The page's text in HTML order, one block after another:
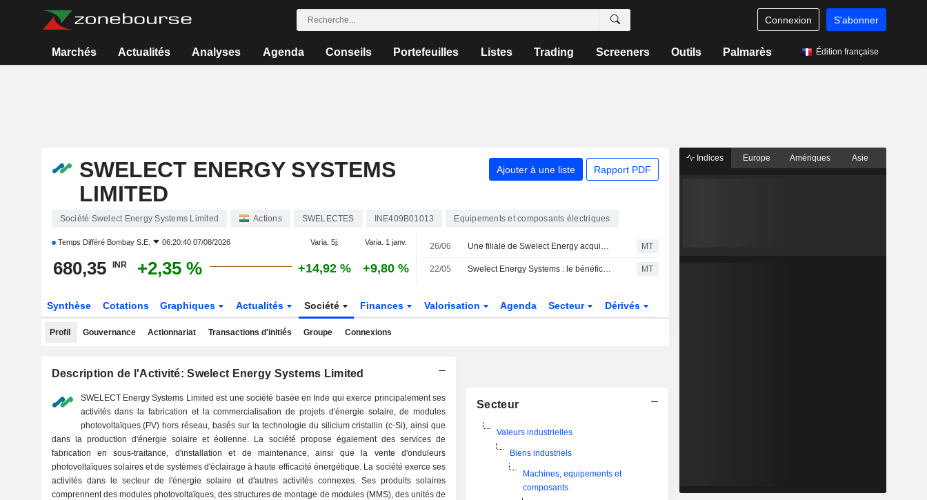
Connexion S'abonner
Marchés Actualités Analyses Agenda Conseils Portefeuilles Listes Trading Screeners Outils Palmarès Édition française
SWELECT ENERGY SYSTEMS
LIMITED
Ajouter à une liste Rapport PDF
Société Swelect Energy Systems Limited Actions SWELECTES INE409B01013 Equipements et composants électriques
Temps Différé Bombay S.E. 06:20:40 07/08/2026 Varia. 5j. Varia. 1 janv.
680,35 INR +2,35 % +14,92 % +9,80 %
26/06 Une filiale de Swelect Energy acquiert 49 % d'un développeur de projets solaires raccordés au réseau MT
22/05 Swelect Energy Systems : le bénéfice consolidé progresse au quatrième trimestre fiscal MT
Synthèse Cotations Graphiques Actualités Société Finances Valorisation Agenda Secteur Dérivés
Profil Gouvernance Actionnariat Transactions d'initiés Groupe Connexions
Description de l'Activité: Swelect Energy Systems Limited
SWELECT Energy Systems Limited est une société basée en Inde qui exerce principalement ses
activités dans la fabrication et la commercialisation de projets d'énergie solaire, de modules
photovoltaïques (PV) hors réseau, basés sur la technologie du silicium cristallin (c-Si), ainsi que
dans la production d'énergie solaire et éolienne. La société propose également des services de
fabrication en sous-traitance, d'installation et de maintenance, ainsi que la vente d'onduleurs
photovoltaïques solaires et de systèmes d'éclairage à haute efficacité énergétique. La société exerce ses
activités dans le secteur de l'énergie solaire et d'autres activités connexes. Ses produits solaires
comprennent des modules photovoltaïques, des structures de montage de modules (MMS), des unités de
Secteur
Valeurs industrielles
Biens industriels
Machines, equipements et
composants
Indices Europe Amériques Asie